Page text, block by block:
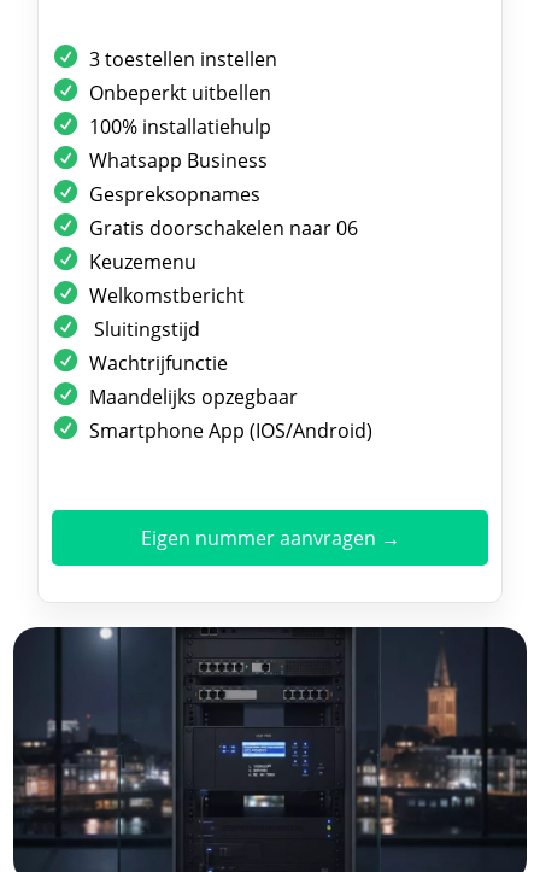
3 toestellen instellen
Onbeperkt uitbellen
100% installatiehulp
Whatsapp Business
Gespreksopnames
Gratis doorschakelen naar 06
Keuzemenu
Welkomstbericht
Sluitingstijd
Wachtrijfunctie
Maandelijks opzegbaar
Smartphone App (IOS/Android)
Eigen nummer aanvragen →